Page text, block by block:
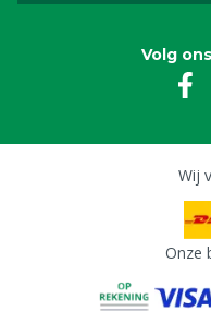
Volg
Wij
Onze